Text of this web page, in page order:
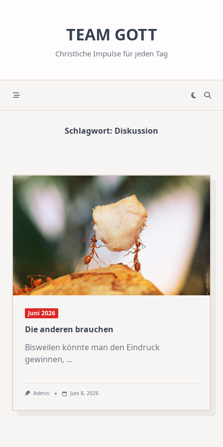
TEAM GOTT
Christliche Impulse für jeden Tag
Schlagwort: Diskussion
Juni 2026
Die anderen brauchen
Bisweilen könnte man den Eindruck
gewinnen, ...
Admin Juni 8, 2026